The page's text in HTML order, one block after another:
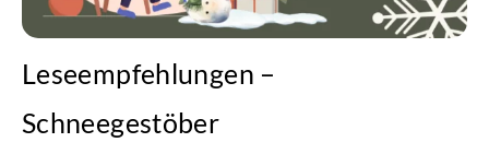
Leseempfehlungen –
Schneegestöber